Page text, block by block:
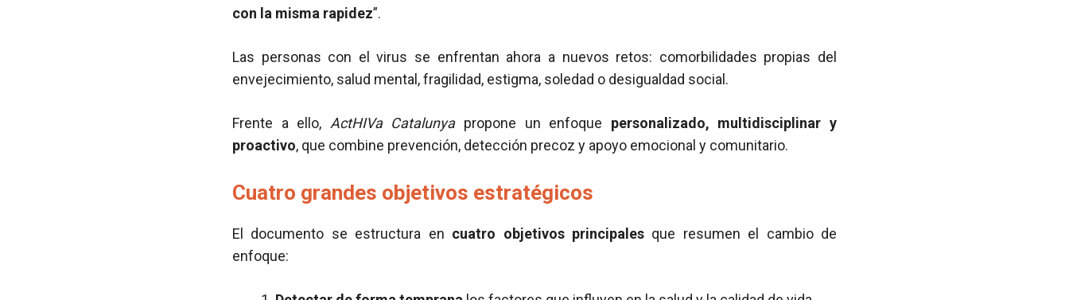
con la misma rapidez”.
Las personas con el virus se enfrentan ahora a nuevos retos: comorbilidades propias del
envejecimiento, salud mental, fragilidad, estigma, soledad o desigualdad social.
Frente a ello, ActHIVa Catalunyapropone un enfoque personalizado, multidisciplinar y
proactivo, que combine prevención, detección precoz y apoyo emocional y comunitario.
Cuatro grandes objetivos estratégicos
El documento se estructura en cuatro objetivos principalesque resumen el cambio de
enfoque: